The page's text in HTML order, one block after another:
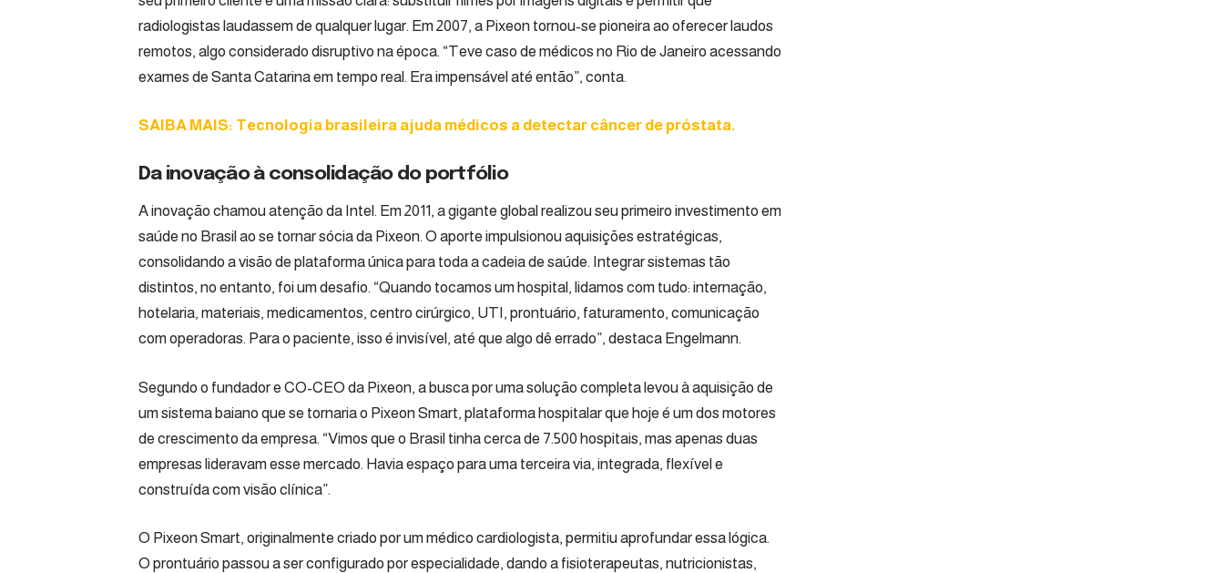
radiologistas laudassem de qualquer lugar. Em 2007, a Pixeon tornou-se pioneira ao oferecer laudos
remotos, algo considerado disruptivo na época. “Teve caso de médicos no Rio de Janeiro acessando
exames de Santa Catarina em tempo real. Era impensável até então”, conta.
SAIBA MAIS: Tecnologia brasileira ajuda médicos a detectar câncer de próstata.
Da inovação à consolidação do portfólio
A inovação chamou atenção da Intel. Em 2011, a gigante global realizou seu primeiro investimento em
saúde no Brasil ao se tornar sócia da Pixeon. O aporte impulsionou aquisições estratégicas,
consolidando a visão de plataforma única para toda a cadeia de saúde. Integrar sistemas tão
distintos, no entanto, foi um desafio. “Quando tocamos um hospital, lidamos com tudo: internação,
hotelaria, materiais, medicamentos, centro cirúrgico, UTI, prontuário, faturamento, comunicação
com operadoras. Para o paciente, isso é invisível, até que algo dê errado”, destaca Engelmann.
Segundo o fundador e CO-CEO da Pixeon, a busca por uma solução completa levou à aquisição de
um sistema baiano que se tornaria o Pixeon Smart, plataforma hospitalar que hoje é um dos motores
de crescimento da empresa. “Vimos que o Brasil tinha cerca de 7.500 hospitais, mas apenas duas
empresas lideravam esse mercado. Havia espaço para uma terceira via, integrada, flexível e
construída com visão clínica”.
O Pixeon Smart, originalmente criado por um médico cardiologista, permitiu aprofundar essa lógica.
O prontuário passou a ser configurado por especialidade, dando a fisioterapeutas, nutricionistas,